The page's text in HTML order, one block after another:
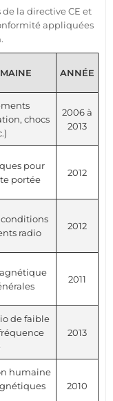
la directive CE et
appliquées
ANNÉE
chocs
2006 à
2013
pour
portée
2012
radio
2012
2011
de faible
2013
humaine
2010